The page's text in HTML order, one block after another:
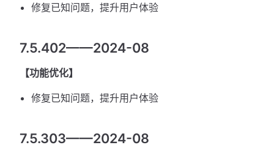
修复已知问题，提升用户体验
7.5.402——2024-08
【功能优化】
修复已知问题，提升用户体验
7.5.303——2024-08